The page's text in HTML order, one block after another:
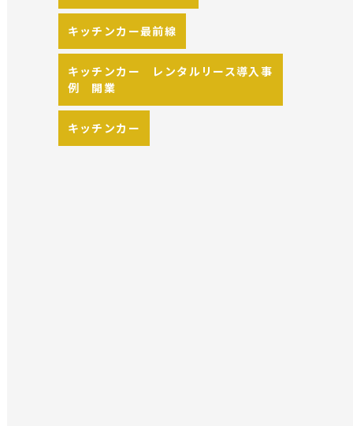
キッチンカー最前線
キッチンカー レンタルリース導入事
例 開業
キッチンカー